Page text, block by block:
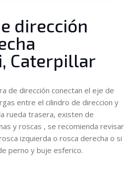
dirección
Caterpillar
de dirección conectan el eje de
entre el cilindro de direccion y
rueda trasera, existen de
y roscas , se recomienda revisar
izquierda o rosca derecha o si
perno y buje esferico.